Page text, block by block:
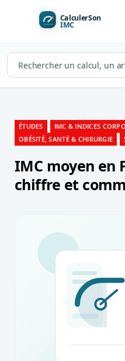
Rechercher
sur
le
ÉTUDES
IMC & INDICES
OBÉSITÉ, SANTÉ & CHIRURGIE
IMC moyen en
chiffre et